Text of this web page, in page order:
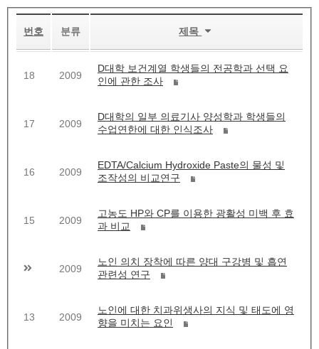
번호 분류 제목
18 2009
D대학 보건계열 학생들의 전공학과 선택 요
인에 관한 조사
17 2009
D대학의 일부 의료기사 양성학과 학생들의
수업연한에 대한 인식조사
16 2009
EDTA/Calcium Hydroxide Paste의 물성 및
조작성의 비교연구
15 2009
고농도 HP와 CP를 이용한 광활성 미백 후 효
과 비교
2009
노인 의치 장착에 따른 양대 구강병 및 흡연
관련성 연구
13 2009
노인에 대한 치과위생사의 지식 및 태도에 영
향을 미치는 요인